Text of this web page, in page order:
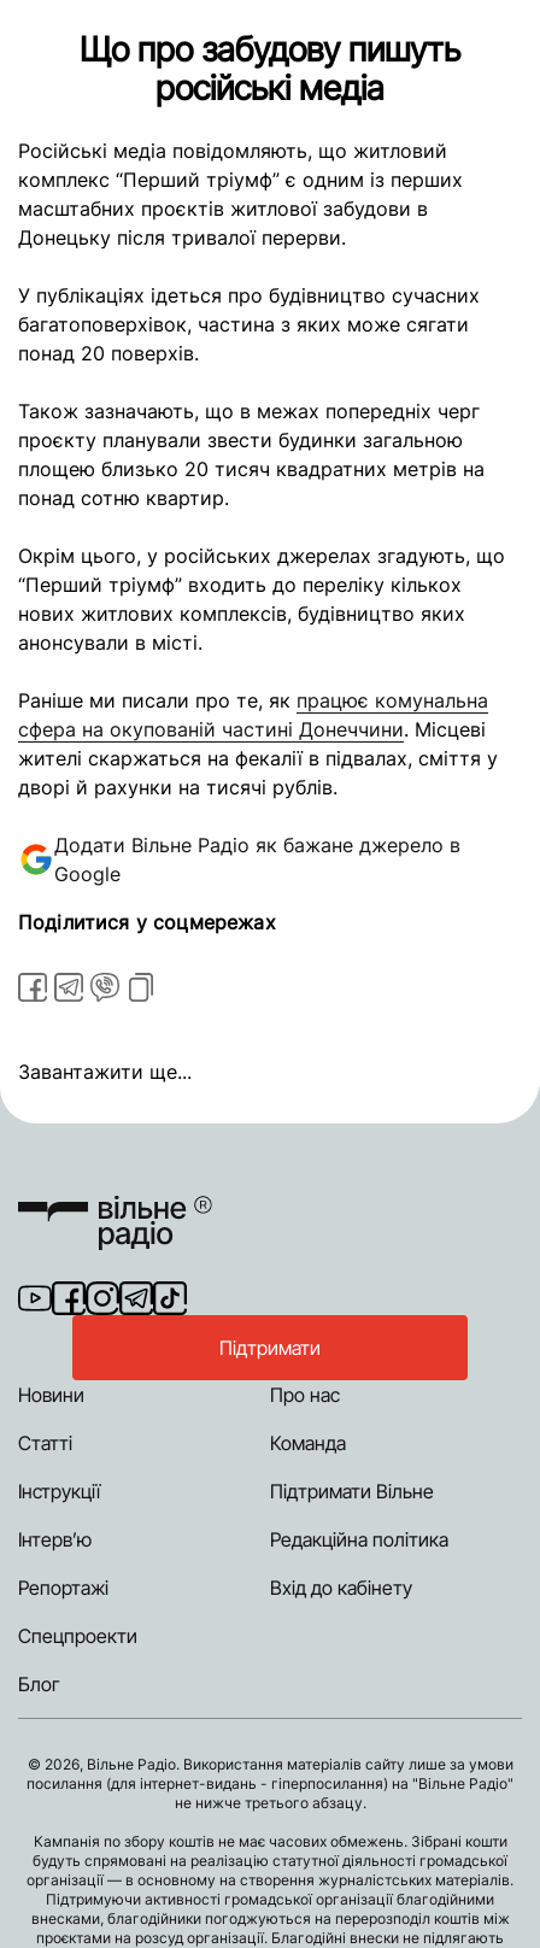
Що про забудову пишуть
російські медіа
Російські медіа повідомляють, що житловий
комплекс “Перший тріумф” є одним із перших
масштабних проєктів житлової забудови в
Донецьку після тривалої перерви.
У публікаціях ідеться про будівництво сучасних
багатоповерхівок, частина з яких може сягати
понад 20 поверхів.
Також зазначають, що в межах попередніх черг
проєкту планували звести будинки загальною
площею близько 20 тисяч квадратних метрів на
понад сотню квартир.
Окрім цього, у російських джерелах згадують, що
“Перший тріумф” входить до переліку кількох
нових житлових комплексів, будівництво яких
анонсували в місті.
Раніше ми писали про те, як працює комунальна
сфера на окупованій частині Донеччини. Місцеві
жителі скаржаться на фекалії в підвалах, сміття у
дворі й рахунки на тисячі рублів.
Додати Вільне Радіо як бажане джерело в
Google
Поділитися у соцмережах
Завантажити ще...
Підтримати
Новини
Статті
Інструкції
Інтерв’ю
Репортажі
Спецпроекти
Блог
Про нас
Команда
Підтримати Вільне
Редакційна політика
Вхід до кабінету
© 2026, Вільне Радіо. Використання матеріалів сайту лише за умови
посилання (для інтернет-видань - гіперпосилання) на "Вільне Радіо"
не нижче третього абзацу.
Кампанія по збору коштів не має часових обмежень. Зібрані кошти
будуть спрямовані на реалізацію статутної діяльності громадської
організації — в основному на створення журналістських матеріалів.
Підтримуючи активності громадської організації благодійними
внесками, благодійники погоджуються на перерозподіл коштів між
проєктами на розсуд організації. Благодійні внески не підлягають